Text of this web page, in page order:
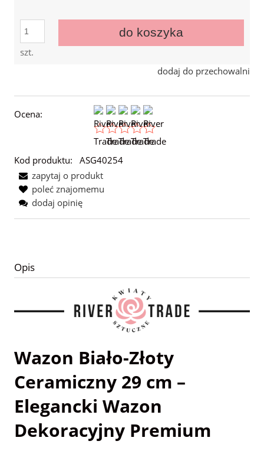
szt.
do koszyka
dodaj do przechowalni
Ocena:
Kod produktu:
ASG40254
zapytaj o produkt
poleć znajomemu
dodaj opinię
Opis
Wazon Biało-Złoty
Ceramiczny 29 cm –
Elegancki Wazon
Dekoracyjny Premium